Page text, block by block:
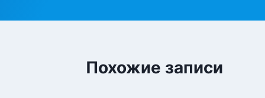
Похожие записи